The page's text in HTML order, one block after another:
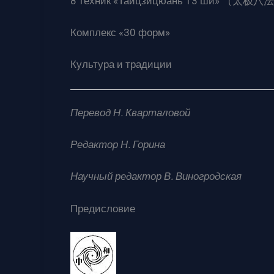
Комплекс «30 форм»
Культура и традиции
Перевод Н. Кварталовой
Редактор Н. Горина
Научный редактор В. Виногродская
Предисловие